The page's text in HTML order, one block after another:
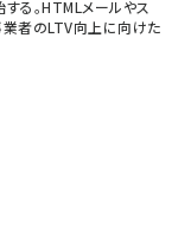
る。HTMLメールやス
業者のLTV向上に向けた